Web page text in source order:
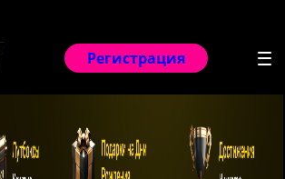
Регистрация